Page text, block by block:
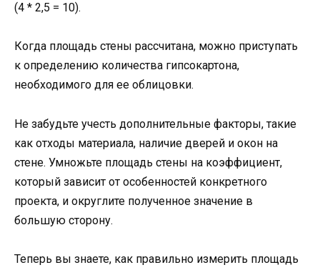
(4 * 2,5 = 10).
Когда площадь стены рассчитана, можно приступать
к определению количества гипсокартона,
необходимого для ее облицовки.
Не забудьте учесть дополнительные факторы, такие
как отходы материала, наличие дверей и окон на
стене. Умножьте площадь стены на коэффициент,
который зависит от особенностей конкретного
проекта, и округлите полученное значение в
большую сторону.
Теперь вы знаете, как правильно измерить площадь